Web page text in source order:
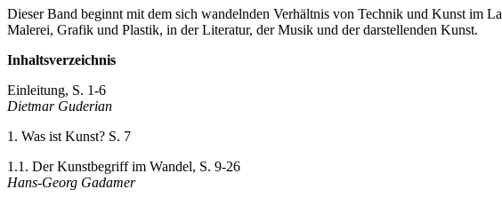
Dieser Band beginnt mit dem sich wandelnden Verhältnis von Technik und Kunst im
Malerei, Grafik und Plastik, in der Literatur, der Musik und der darstellenden Kunst.
Inhaltsverzeichnis
Einleitung, S. 1-6
Dietmar Guderian
1. Was ist Kunst? S. 7
1.1. Der Kunstbegriff im Wandel, S. 9-26
Hans-Georg Gadamer